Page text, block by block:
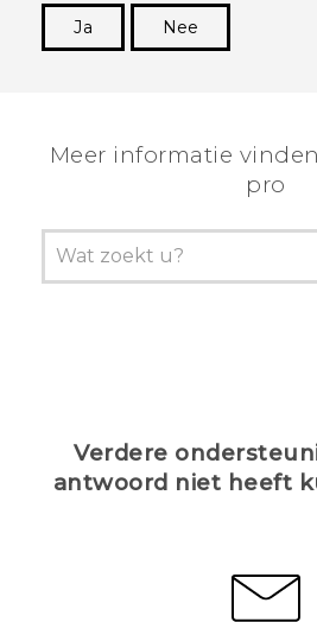
Ja
Nee
Meer informatie
pro
Verdere
antwoord niet heeft